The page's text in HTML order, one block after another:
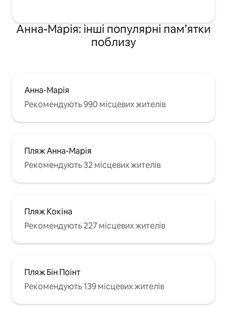
Анна-Марія: інші популярні пам’ятки
поблизу
Анна-Марія
Рекомендують 990 місцевих жителів
Пляж Анна-Марія
Рекомендують 32 місцевих жителів
Пляж Кокіна
Рекомендують 227 місцевих жителів
Пляж Бін Поінт
Рекомендують 139 місцевих жителів